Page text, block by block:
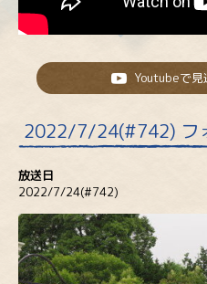
Youtubeで見
2022/7/24(#742) フ
放送日
2022/7/24(#742)